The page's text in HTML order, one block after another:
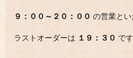
９：００～２０：００ の営業とい
ラストオーダーは １９：３０ です